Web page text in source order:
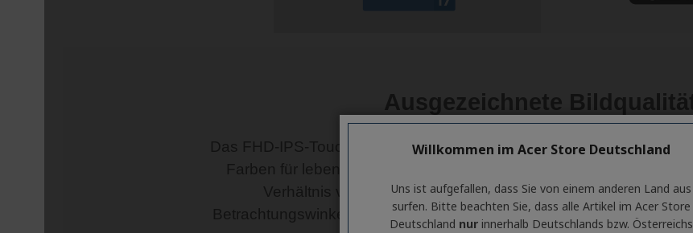
Willkommen im Acer Store Deutschland
Uns ist aufgefallen, dass Sie von einem anderen Land aus
surfen. Bitte beachten Sie, dass alle Artikel im Acer Store
Deutschland nurinnerhalb Deutschlands bzw. Österreichs